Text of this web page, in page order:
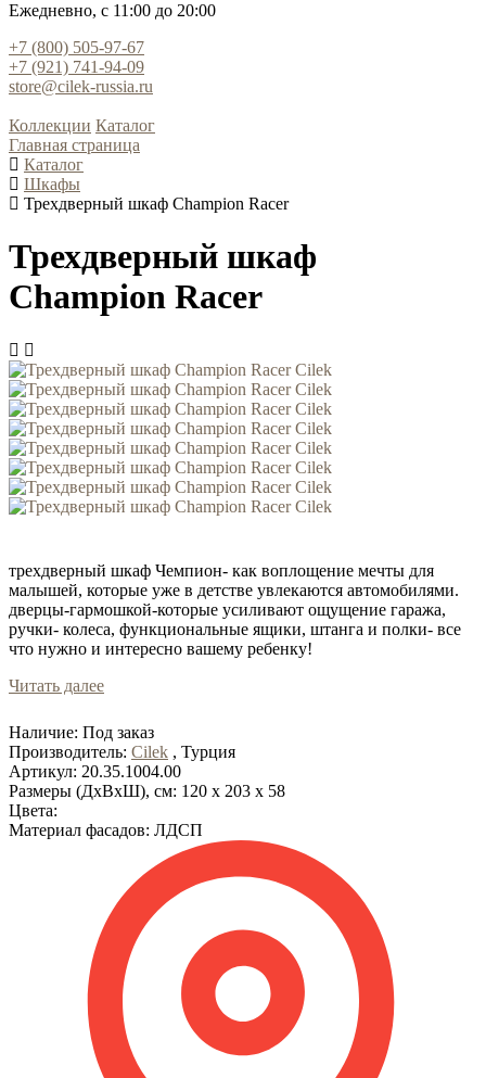
Ежедневно, с 11:00 до 20:00
+7 (800) 505-97-67
+7 (921) 741-94-09
store@cilek-russia.ru
Коллекции Каталог
Главная страница
Каталог
Шкафы
Трехдверный шкаф Champion Racer
Трехдверный шкаф
Champion Racer
трехдверный шкаф Чемпион- как воплощение мечты для
малышей, которые уже в детстве увлекаются автомобилями.
дверцы-гармошкой-которые усиливают ощущение гаража,
ручки- колеса, функциональные ящики, штанга и полки- все
что нужно и интересно вашему ребенку!
Читать далее
Наличие: Под заказ
Производитель: Cilek , Турция
Артикул: 20.35.1004.00
Размеры (ДхВхШ), см: 120 x 203 x 58
Цвета:
Материал фасадов: ЛДСП